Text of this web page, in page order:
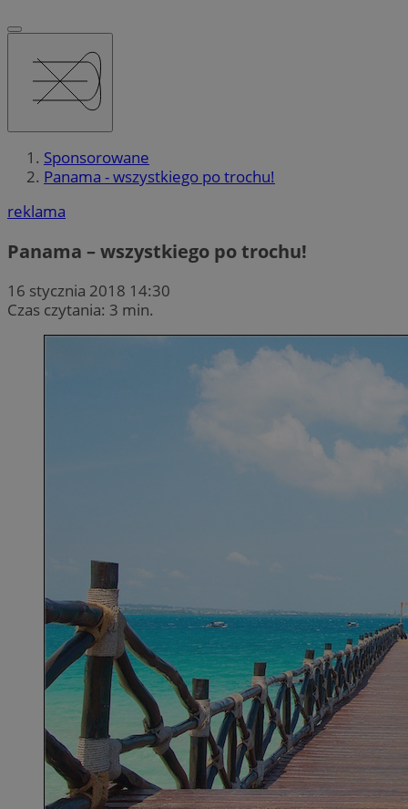
Sponsorowane
Panama - wszystkiego po trochu!
reklama
Panama – wszystkiego po trochu!
16 stycznia 2018 14:30
Czas czytania: 3 min.